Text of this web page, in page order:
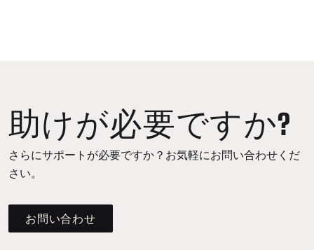
助けが必要ですか?
さらにサポートが必要ですか？お気軽にお問い合わせくだ
さい。
お問い合わせ